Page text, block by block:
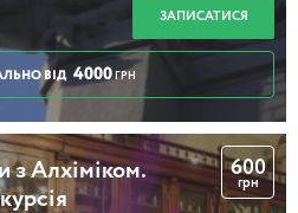
ЗАПИСАТИСЯ
ВІД 4000 ГРН
з Алхіміком.
600
грн